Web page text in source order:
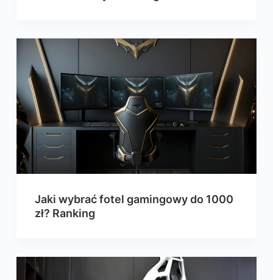
Jaki wybrać fotel gamingowy do 1000
zł? Ranking